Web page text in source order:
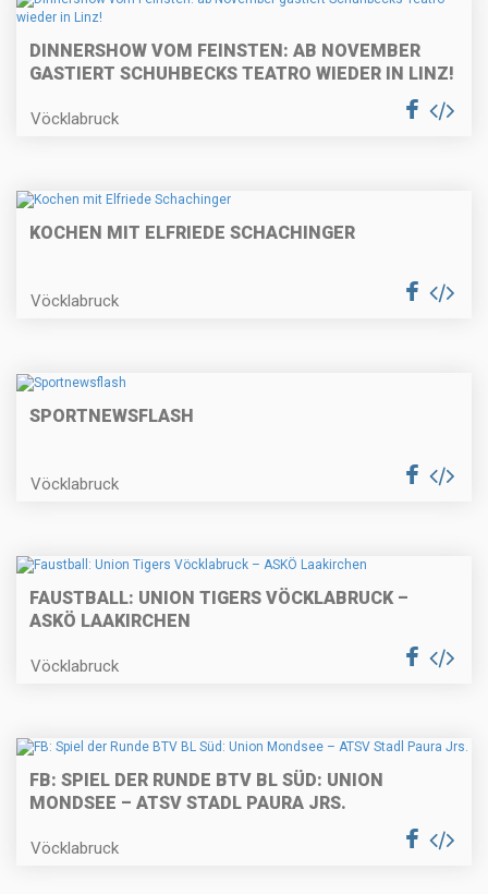
DINNERSHOW VOM FEINSTEN: AB NOVEMBER
GASTIERT SCHUHBECKS TEATRO WIEDER IN LINZ!
Vöcklabruck
KOCHEN MIT ELFRIEDE SCHACHINGER
Vöcklabruck
SPORTNEWSFLASH
Vöcklabruck
FAUSTBALL: UNION TIGERS VÖCKLABRUCK –
ASKÖ LAAKIRCHEN
Vöcklabruck
FB: SPIEL DER RUNDE BTV BL SÜD: UNION
MONDSEE – ATSV STADL PAURA JRS.
Vöcklabruck